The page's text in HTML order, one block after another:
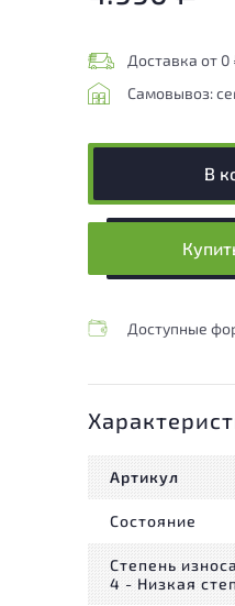
Доставка от 0
Самовывоз:
В
Доступные
Артикул
Состояние
Степень износа
4 - Низкая